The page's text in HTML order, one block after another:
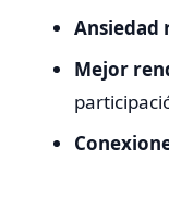
Ansiedad
Mejor